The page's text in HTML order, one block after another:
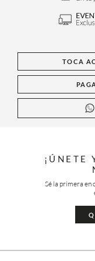
TOCA
¡ÚNETE
Sé la primera en